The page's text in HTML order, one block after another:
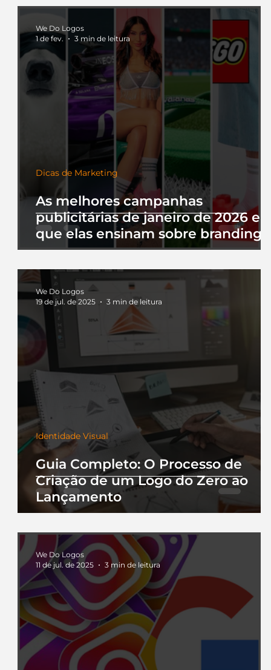
As melhores campanhas
publicitárias de janeiro de 2026 e
que elas ensinam sobre branding
Dicas de Marketing
We Do Logos
1 de fev.
3 min de leitura
Guia Completo: O Processo de
Criação de um Logo do Zero ao
Lançamento
Identidade Visual
We Do Logos
19 de jul. de 2025
3 min de leitura
We Do Logos
11 de jul. de 2025
3 min de leitura
começou.